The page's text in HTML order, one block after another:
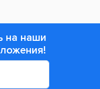
на наши